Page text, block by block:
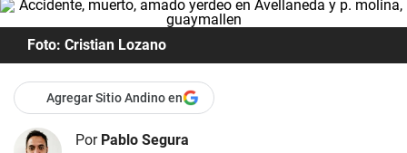
Foto: Cristian Lozano
Agregar Sitio Andino en
Por Pablo Segura